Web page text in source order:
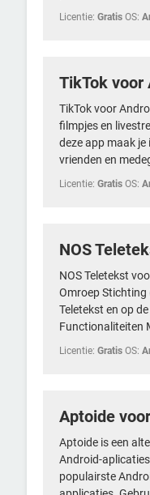
Licentie: Gratis OS:
TikTok voor
TikTok voor
filmpjes en
deze app maak je
vrienden en
Licentie: Gratis OS:
NOS
NOS Teletekst
Omroep Stichting
Teletekst en op
Functionaliteiten
Licentie: Gratis OS:
Aptoide
Aptoide is een
Android-
populairste